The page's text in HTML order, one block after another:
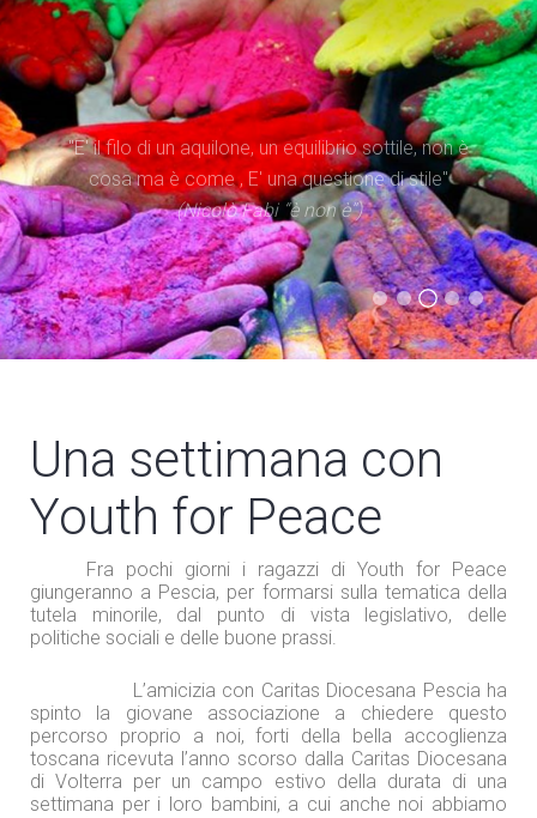
(Don Tonino Bello)
"Il tempo è superiore allo spazio. Dare priorità al
tempo significa occuparsi di iniziare processi, più
che di possedere spazi"
(Evangelii Gaudium)
"E' il filo di un aquilone, un equilibrio sottile, non è
cosa ma è come , E' una questione di stile"
(Nicolò Fabi “è non è”)
(Statuto Caritas Italiana)
Una settimana con
Youth for Peace
Fra pochi giorni i ragazzi di Youth for Peace
giungeranno a Pescia, per formarsi sulla tematica della
tutela minorile, dal punto di vista legislativo, delle
politiche sociali e delle buone prassi.
L’amicizia con Caritas Diocesana Pescia ha
spinto la giovane associazione a chiedere questo
percorso proprio a noi, forti della bella accoglienza
toscana ricevuta l’anno scorso dalla Caritas Diocesana
di Volterra per un campo estivo della durata di una
settimana per i loro bambini, a cui anche noi abbiamo